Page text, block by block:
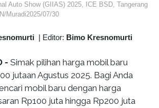
Auto Show (GIIAS) 2025, ICE BSD, Tangerang
Muradi2025/07/30
| Editor: Bimo Kresnomurti
- Simak pilihan harga mobil baru
jutaan Agustus 2025. Bagi Anda
mobil baru dengan harga
Rp100 juta hingga Rp200 juta